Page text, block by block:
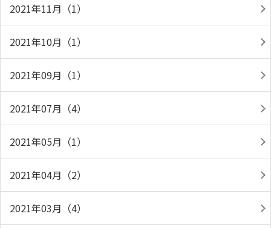
2021年11月（1）
2021年10月（1）
2021年09月（1）
2021年07月（4）
2021年05月（1）
2021年04月（2）
2021年03月（4）